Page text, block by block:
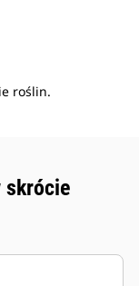
roślin.
skrócie